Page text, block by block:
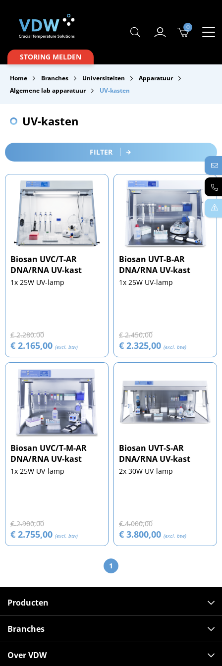
Producten
Branches
Merken
Downloads
0
STORING MELDEN
Home Branches Universiteiten
Apparatuur
Algemene lab apparatuur
UV-kasten
UV-kasten
FILTER
Biosan UVC/T-AR
DNA/RNA UV-kast
1x 25W UV-lamp
€ 2.280,00
€ 2.165,00 (excl. btw)
Biosan UVT-B-AR
DNA/RNA UV-kast
1x 25W UV-lamp
€ 2.450,00
€ 2.325,00 (excl. btw)
Biosan UVC/T-M-AR
DNA/RNA UV-kast
1x 25W UV-lamp
€ 2.900,00
€ 2.755,00 (excl. btw)
Biosan UVT-S-AR
DNA/RNA UV-kast
2x 30W UV-lamp
€ 4.000,00
€ 3.800,00 (excl. btw)
1
Producten
Branches
Over VDW